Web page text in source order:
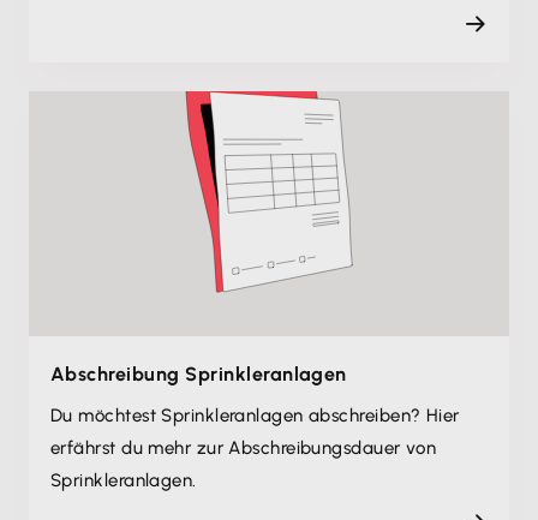
Abschreibung Sprinkleranlagen
Du möchtest Sprinkleranlagen abschreiben? Hier
erfährst du mehr zur Abschreibungsdauer von
Sprinkleranlagen.